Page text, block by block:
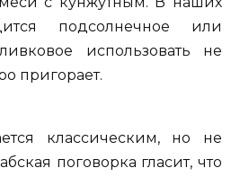
подсолнечное или
использовать не
пригорает.
классическим, но не
поговорка гласит, что